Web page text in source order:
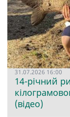
31.07.2026 16:00
14-річний
(відео)